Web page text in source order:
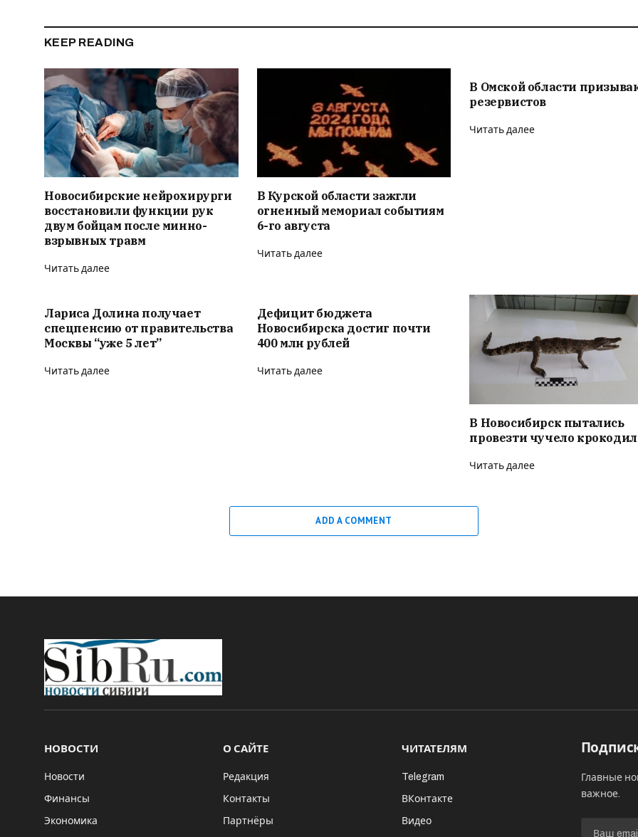
KEEP READING
Новосибирские нейрохирурги
восстановили функции рук
двум бойцам после минно-
взрывных травм
Читать далее
В Курской области зажгли
огненный мемориал событиям
6-го августа
Читать далее
В Омской области
резервистов
Читать далее
Лариса Долина получает
спецпенсию от правительства
Москвы “уже 5 лет”
Читать далее
Дефицит бюджета
Новосибирска достиг почти
400 млн рублей
Читать далее
В Новосибирск пытались
провезти чучело
Читать далее
ADD A COMMENT
НОВОСТИ
Новости
Финансы
Экономика
О САЙТЕ
Редакция
Контакты
Партнёры
ЧИТАТЕЛЯМ
Telegram
ВКонтакте
Видео
Главные
важное.